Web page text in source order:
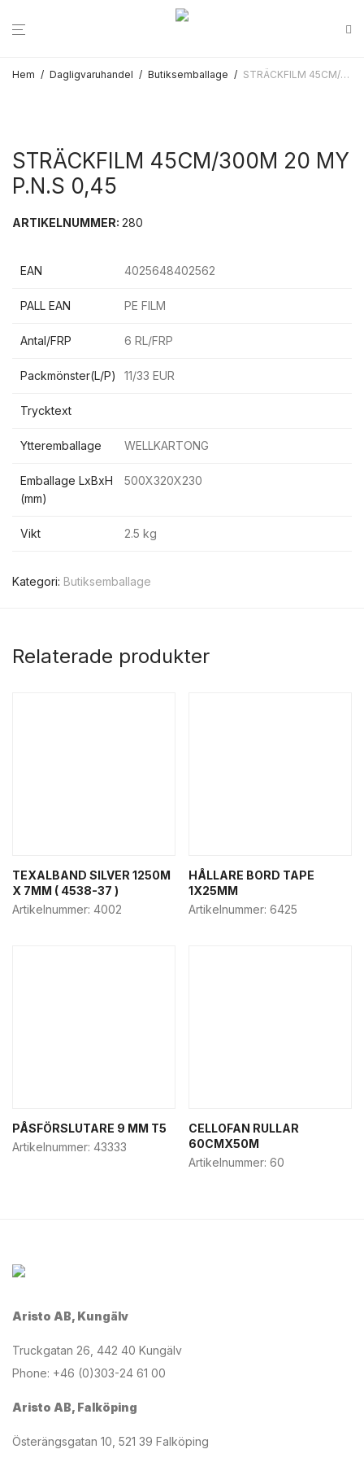
Hem / Dagligvaruhandel / Butiksemballage / STRÄCKFILM 45CM/300M 20 MY P.N.S 0,45
STRÄCKFILM 45CM/300M 20 MY
P.N.S 0,45
ARTIKELNUMMER: 280
EAN 4025648402562
PALL EAN PE FILM
Antal/FRP 6 RL/FRP
Packmönster(L/P) 11/33 EUR
Trycktext
Ytteremballage WELLKARTONG
Emballage LxBxH
(mm)
500X320X230
Vikt 2.5 kg
Kategori: Butiksemballage
Relaterade produkter
TEXALBAND SILVER 1250M
X 7MM ( 4538-37 )
Artikelnummer: 4002
HÅLLARE BORD TAPE
1X25MM
Artikelnummer: 6425
PÅSFÖRSLUTARE 9 MM T5
Artikelnummer: 43333
CELLOFAN RULLAR
60CMX50M
Artikelnummer: 60
Aristo AB, Kungälv
Truckgatan 26, 442 40 Kungälv
Phone: +46 (0)303-24 61 00
Aristo AB, Falköping
Österängsgatan 10, 521 39 Falköping